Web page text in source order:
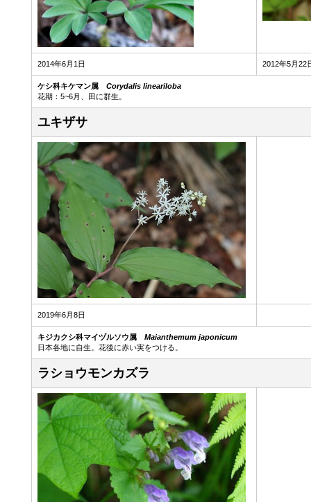
2014年6月1日 2012年5月22
ケシ科キケマン属 Corydalis lineariloba
花期：5~6月、田に群生。
ユキザサ
2019年6月8日
キジカクシ科マイヅルソウ属 Maianthemum japonicum
日本各地に自生。花後に赤い実をつける。
ラショウモンカズラ